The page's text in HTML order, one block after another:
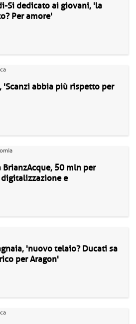
Si dedicato ai giovani, 'la
Per amore'
'Scanzi abbia più rispetto per
50 mln per
e
'nuovo telaio? Ducati sa
per Aragon'